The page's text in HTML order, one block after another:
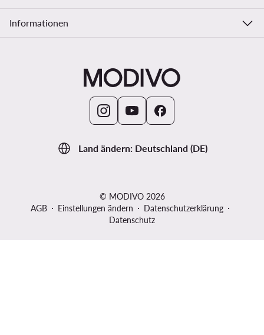
Land ändern: Deutschland (DE)
Informationen
© MODIVO 2026
AGB
Einstellungen ändern
Datenschutzerklärung
Datenschutz